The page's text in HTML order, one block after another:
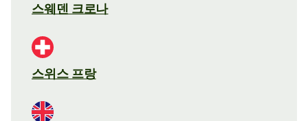
스웨덴 크로나
스위스 프랑